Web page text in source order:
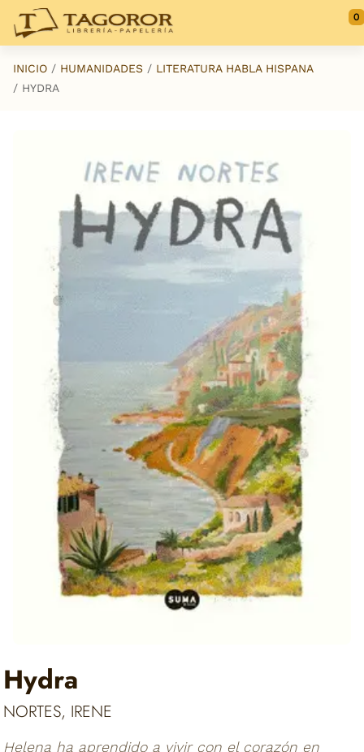
Saltar al contenido principal
0
INICIO HUMANIDADES
LITERATURA HABLA HISPANA
HYDRA
Hydra
NORTES, IRENE
Helena ha aprendido a vivir con el corazón en